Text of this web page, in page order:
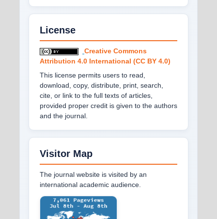
License
Creative Commons
Attribution 4.0 International (CC BY 4.0)
This license permits users to read,
download, copy, distribute, print, search,
cite, or link to the full texts of articles,
provided proper credit is given to the authors
and the journal.
Visitor Map
The journal website is visited by an
international academic audience.